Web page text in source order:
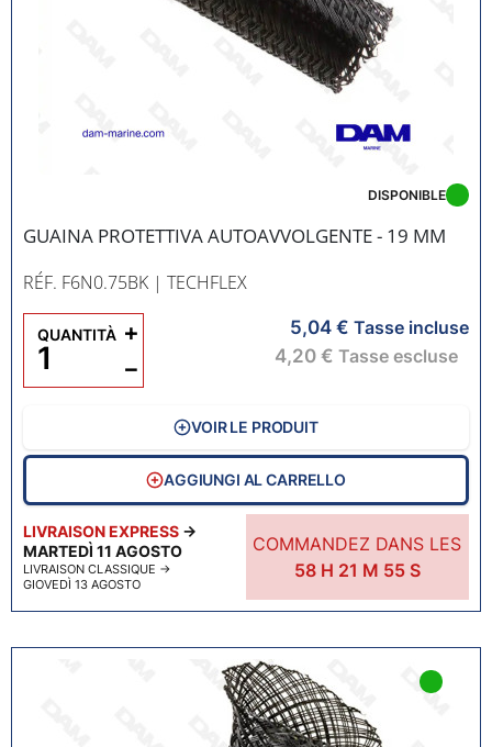
GUAINA PROTETTIVA AUTOAVVOLGENTE - 19 MM
RÉF. F6N0.75BK | TECHFLEX
LIVRAISON EXPRESS →
MARTEDÌ 11 AGOSTO
LIVRAISON CLASSIQUE →
GIOVEDÌ 13 AGOSTO
COMMANDEZ DANS LES
58H 21 M 54 S
DISPONIBLE
5,04 € Tasse incluse
4,20 € Tasse escluse
QUANTITÀ
−
+
VOIR LE PRODUIT
AGGIUNGI AL CARRELLO